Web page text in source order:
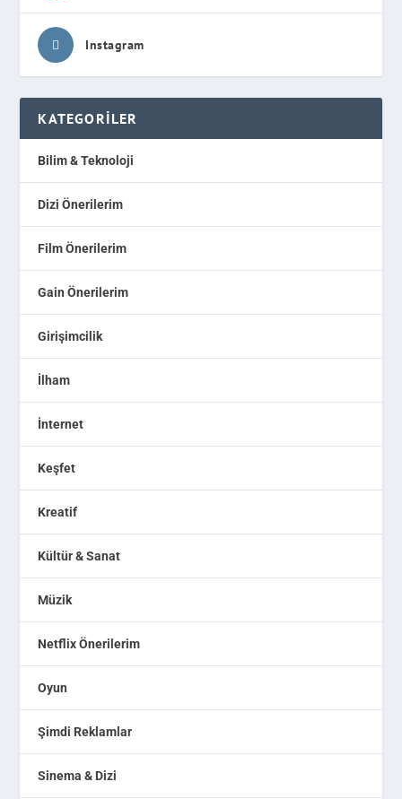
Instagram
KATEGORILER
Bilim & Teknoloji
Dizi Önerilerim
Film Önerilerim
Gain Önerilerim
Girişimcilik
İlham
İnternet
Keşfet
Kreatif
Kültür & Sanat
Müzik
Netflix Önerilerim
Oyun
Şimdi Reklamlar
Sinema & Dizi